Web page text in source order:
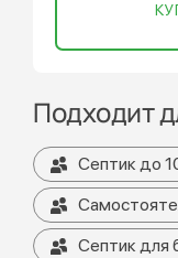
Подходит
Септик до
Септик для